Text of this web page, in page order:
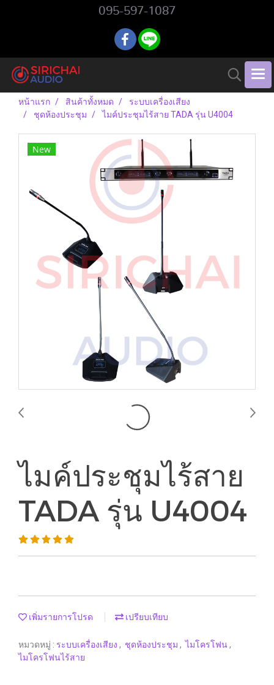
095-597-1087
หน้าแรก สินค้าทั้งหมด
ระบบเครื่องเสียง
ชุดห้องประชุม
ไมค์ประชุมไร้สาย TADA รุ่น U4004
New
ไมค์ประชุมไร้สาย
TADA รุ่น U4004
เพิ่มรายการโปรด เปรียบเทียบ
หมวดหมู่ : ระบบเครื่องเสียง , ชุดห้องประชุม , ไมโครโฟน,
ไมโครโฟนไร้สาย